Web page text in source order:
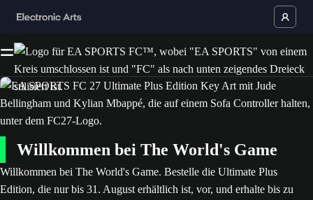
Willkommen bei The World's Game
Willkommen bei The World's Game. Bestelle die Ultimate Plus
Edition, die nur bis 31. August erhältlich ist, vor, und erhalte bis zu